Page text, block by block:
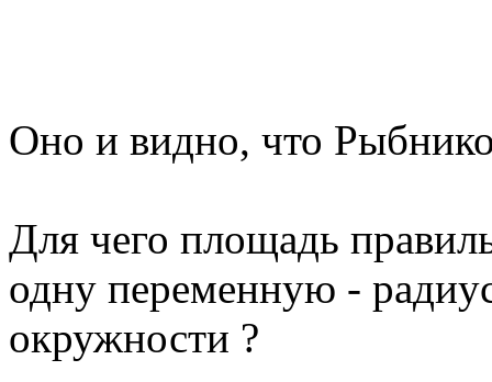
Оно и видно, что
Для чего площадь
одну переменную -
окружности ?